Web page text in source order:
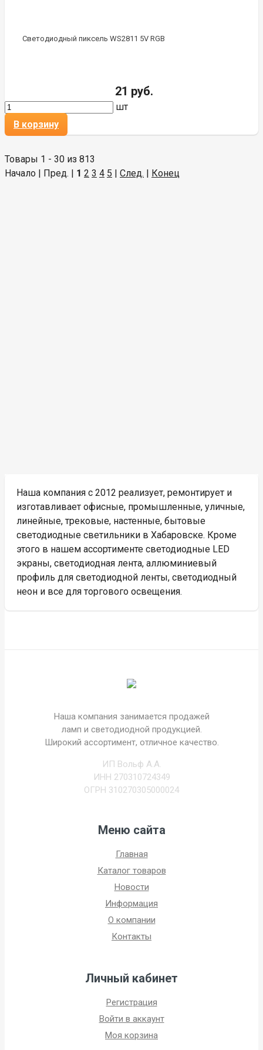
Светодиодный пиксель WS2811 5V RGB
21 руб.
шт
В корзину
Товары 1 - 30 из 813
Начало | Пред. | 1 2 3 4 5 | След. | Конец
Наша компания с 2012 реализует, ремонтирует и
изготавливает офисные, промышленные, уличные,
линейные, трековые, настенные, бытовые
светодиодные светильники в Хабаровске. Кроме
этого в нашем ассортименте светодиодные LED
экраны, светодиодная лента, аллюминиевый
профиль для светодиодной ленты, светодиодный
неон и все для торгового освещения.
Наша компания занимается продажей
ламп и светодиодной продукцией.
Широкий ассортимент, отличное качество.
ИП Вольф А.А.
ИНН 270310724349
ОГРН 310270305000024
Меню сайта
Главная
Каталог товаров
Новости
Информация
О компании
Контакты
Личный кабинет
Регистрация
Войти в аккаунт
Моя корзина